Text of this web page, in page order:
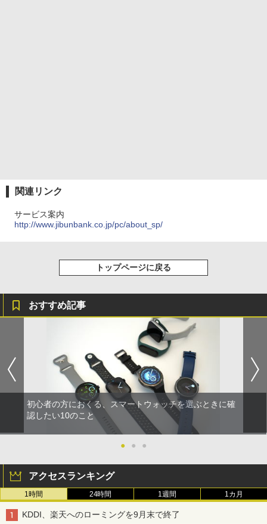
関連リンク
サービス案内
http://www.jibunbank.co.jp/pc/about_sp/
トップページに戻る
おすすめ記事
初心者の方におくる、スマートウォッチを選ぶときに確
認したい10のこと
● ● ●
アクセスランキング
1時間 24時間 1週間 1カ月
KDDI、楽天へのローミングを9月末で終了